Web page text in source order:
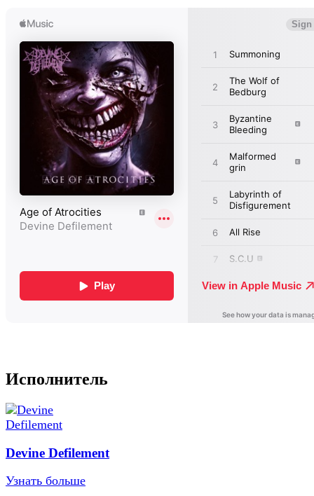
Исполнитель
Devine Defilement
Узнать больше